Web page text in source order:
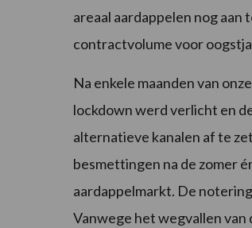
areaal aardappelen nog aan
contractvolume voor
Na enkele maanden van
lockdown werd verlicht en
alternatieve kanalen af te
besmettingen na de zomer
aardappelmarkt. De
Vanwege het wegvallen